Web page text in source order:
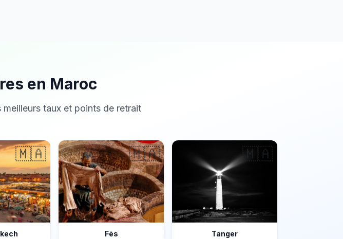
en Maroc
taux et points de retrait
🇲🇦 🇲🇦
Fès
🇲🇦
Tanger